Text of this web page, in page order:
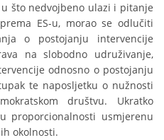
što nedvojbeno ulazi i pitanje
ES-u, morao se odlučiti
o postojanju intervencije
na slobodno udruživanje,
odnosno o postojanju
te naposljetku o nužnosti
društvu. Ukratko
proporcionalnosti usmjerenu
okolnosti.